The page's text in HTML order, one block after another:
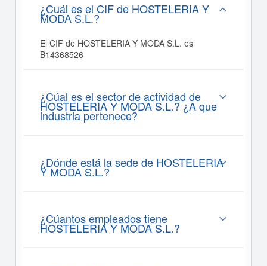
¿Cuál es el CIF de HOSTELERIA Y
MODA S.L.?
El CIF de HOSTELERIA Y MODA S.L. es
B14368526
¿Cúal es el sector de actividad de
HOSTELERIA Y MODA S.L.? ¿A que
industria pertenece?
¿Dónde está la sede de HOSTELERIA
Y MODA S.L.?
¿Cúantos empleados tiene
HOSTELERIA Y MODA S.L.?